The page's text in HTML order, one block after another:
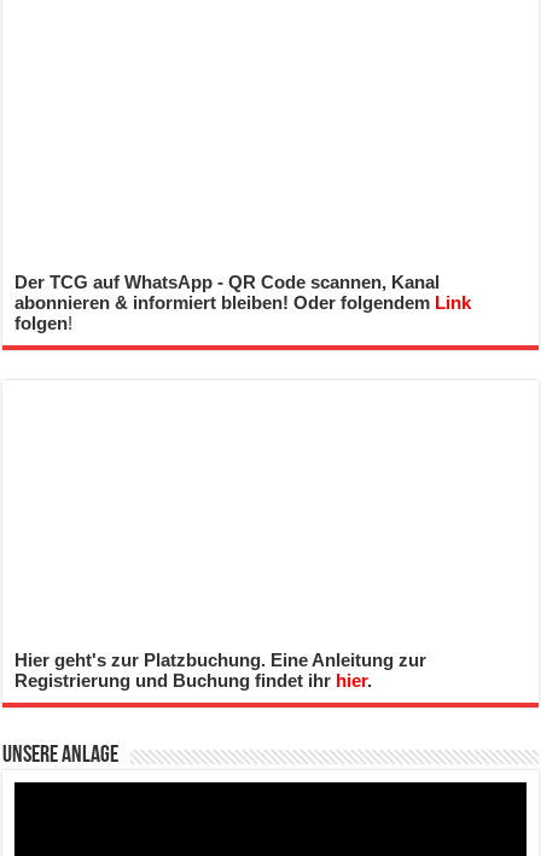
Der TCG auf WhatsApp - QR Code scannen, Kanal
abonnieren & informiert bleiben! Oder folgendem Link
folgen!
Hier geht's zur Platzbuchung. Eine Anleitung zur
Registrierung und Buchung findet ihr hier.
Unsere Anlage